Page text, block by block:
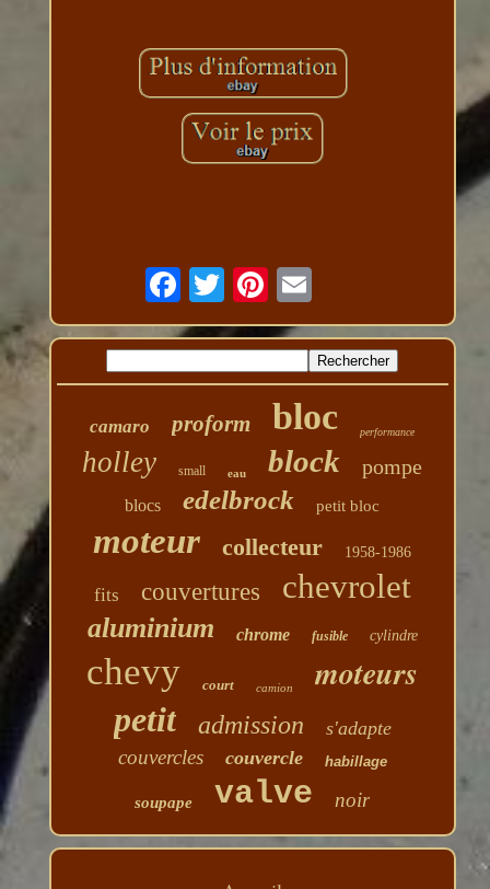
camaro proform bloc performance
holley small eau block pompe
blocs edelbrock petit bloc
moteur collecteur 1958-1986
fits couvertures chevrolet
aluminium chrome fusible cylindre
chevy court camion moteurs
petit admission s'adapte
couvercles couvercle habillage
soupape valve noir